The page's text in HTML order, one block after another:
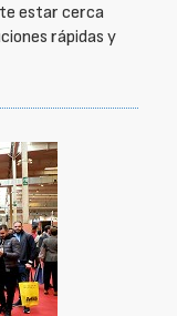
estar cerca
rápidas y